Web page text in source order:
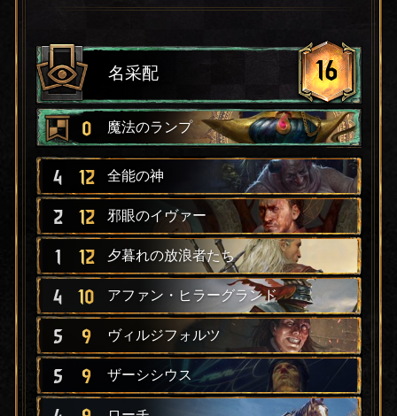
名采配 16
0 魔法のランプ
4 12 全能の神
2 12 邪眼のイヴァー
1 12 夕暮れの放浪者たち
4 10 アファン・ヒラーグランド
5 9 ヴィルジフォルツ
5 9 ザーシシウス